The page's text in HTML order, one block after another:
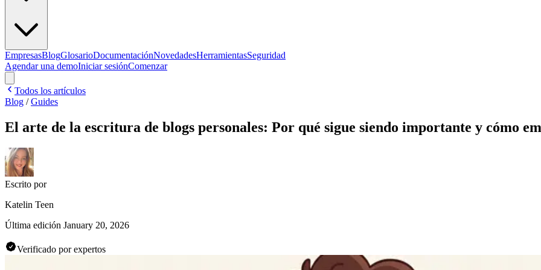
EmpresasBlogGlosarioDocumentaciónNovedadesHerramientasSeguridad
Agendar una demoIniciar sesiónComenzar
Todos los artículos
Blog /Guides
El arte de la escritura de blogs personales: Por qué sigue siendo importante y cómo
Escrito por
Katelin Teen
Última edición January 20, 2026
Verificado por expertos